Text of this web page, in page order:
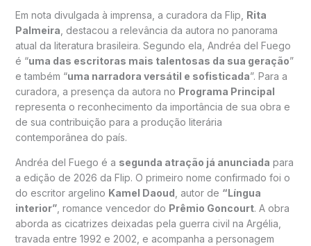
Em nota divulgada à imprensa, a curadora da Flip, Rita
Palmeira , destacou a relevância da autora no panorama
atual da literatura brasileira. Segundo ela, Andréa del Fuego
é “uma das escritoras mais talentosas da sua geração”
e também “uma narradora versátil e sofisticada”. Para a
curadora, a presença da autora no Programa Principal
representa o reconhecimento da importância de sua obra e
de sua contribuição para a produção literária
contemporânea do país.
Andréa del Fuego é a segunda atração já anunciada para
a edição de 2026 da Flip. O primeiro nome confirmado foi o
do escritor argelino Kamel Daoud , autor de “Língua
interior”, romance vencedor do Prêmio Goncourt. A obra
aborda as cicatrizes deixadas pela guerra civil na Argélia,
travada entre 1992 e 2002, e acompanha a personagem